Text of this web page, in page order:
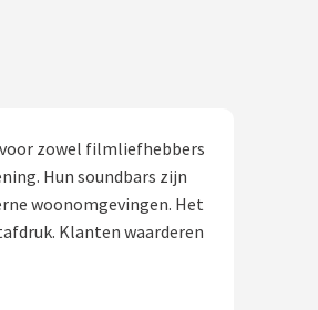
zowel filmliefhebbers
Hun soundbars zijn
woonomgevingen. Het
Klanten waarderen